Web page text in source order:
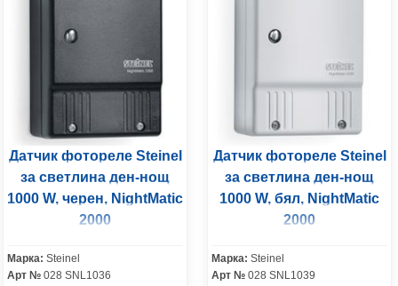
Датчик фотореле Steinel
за светлина ден-нощ
1000 W, черен, NightMatic
2000
Марка: Steinel
Арт № 028 SNL1036
Датчик фотореле Steinel
за светлина ден-нощ
1000 W, бял, NightMatic
2000
Марка: Steinel
Арт № 028 SNL1039